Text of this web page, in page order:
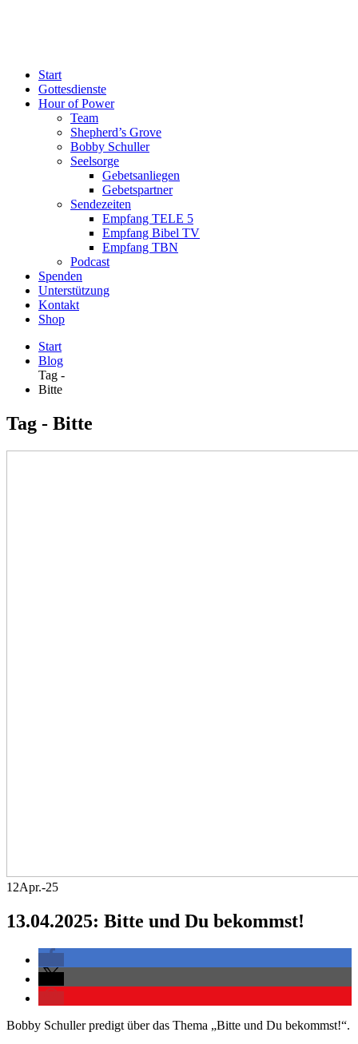
Start
Gottesdienste
Hour of Power
Team
Shepherd’s Grove
Bobby Schuller
Seelsorge
Gebetsanliegen
Gebetspartner
Sendezeiten
Empfang TELE 5
Empfang Bibel TV
Empfang TBN
Podcast
Spenden
Unterstützung
Kontakt
Shop
Start
Blog
Tag -
Bitte
Tag - Bitte
12Apr.-25
13.04.2025: Bitte und Du bekommst!
Bobby Schuller predigt über das Thema „Bitte und Du bekommst!“.